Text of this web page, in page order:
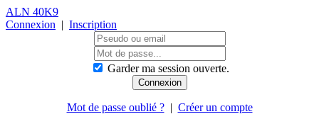
ALN 40K9
Connexion | Inscription
Garder ma session ouverte.
Mot de passe oublié ?| Créer un compte